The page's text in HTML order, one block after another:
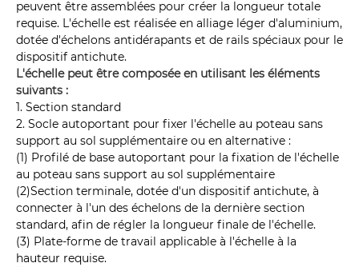
peuvent être assemblées pour créer la longueur totale
requise. L'échelle est réalisée en alliage léger d'aluminium,
dotée d'échelons antidérapants et de rails spéciaux pour le
dispositif antichute.
L'échelle peut être composée en utilisant les éléments
suivants :
1. Section standard
2. Socle autoportant pour fixer l'échelle au poteau sans
support au sol supplémentaire ou en alternative :
(1) Profilé de base autoportant pour la fixation de l'échelle
au poteau sans support au sol supplémentaire
(2)Section terminale, dotée d'un dispositif antichute, à
connecter à l'un des échelons de la dernière section
standard, afin de régler la longueur finale de l'échelle.
(3) Plate-forme de travail applicable à l'échelle à la
hauteur requise.